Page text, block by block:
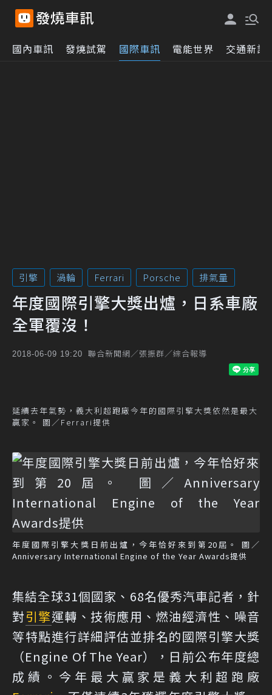
國內車訊 發燒試駕 國際車訊 電能世界 交通新訊
引擎 渦輪 Ferrari Porsche 排氣量
年度國際引擎大獎出爐，日系車廠
全軍覆沒！
2018-06-09 19:20 聯合新聞網／張振群／綜合報導
延續去年氣勢，義大利超跑廠今年的國際引擎大獎依然是最大
贏家。 圖／Ferrari提供
年度國際引擎大獎日前出爐，今年恰好來到第20屆。 圖／
Anniversary International Engine of the Year Awards提供
集結全球31個國家、68名優秀汽車記者，針
對引擎運轉、技術應用、燃油經濟性、噪音
等特點進行詳細評估並排名的國際引擎大獎
（Engine Of The Year），日前公布年度總
成績。今年最大贏家是義大利超跑廠